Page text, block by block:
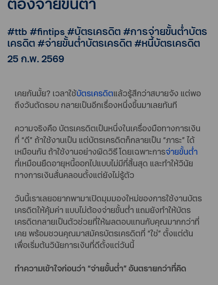
#ttb #fintips #บัตรเครดิต #การจ่ายขั้นต่ำบัตร
เครดิต #จ่ายขั้นต่ำบัตรเครดิต #หนี้บัตรเครดิต
25 ก.พ. 2569
เคยกันมั้ย? เวลาใช้บัตรเครดิตแล้วรู้สึกว่าสบายจัง แต่พอ
ถึงวันตัดรอบ กลายเป็นอีกเรื่องหนึ่งขึ้นมาเลยทันที
ความจริงคือ บัตรเครดิตเป็นหนึ่งในเครื่องมือทางการเงิน
ที่ “ดี” ถ้าใช้งานเป็น แต่บัตรเครดิตก็กลายเป็น “ภาระ” ได้
เหมือนกัน ถ้าใช้งานอย่างผิดวิธี โดยเฉพาะการจ่ายขั้นต่
ที่เหมือนยืดอายุหนี้ออกไปแบบไม่มีที่สิ้นสุด และทำให้วินัย
ทางการเงินสั่นคลอนตั้งแต่ยังไม่รู้ตัว
วันนี้เราเลยอยากพามาเปิดมุมมองใหม่ของการใช้งานบัตร
เครดิตให้คุ้มค่า แบบไม่ต้องจ่ายขั้นต่ำ แถมยังทำให้บัตร
เครดิตกลายเป็นตัวช่วยที่ให้ผลตอบแทนกับคุณมากกว่าที่
เคย พร้อมชวนคุณมาสมัครบัตรเครดิตที่ “ใช่” ตั้งแต่ต้น
เพื่อเริ่มต้นวินัยการเงินที่ดีตั้งแต่วันนี้
ทำความเข้าใจก่อนว่า “จ่ายขั้นต่ำ” อันตรายกว่าที่คิด